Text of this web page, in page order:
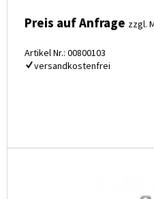
Preis auf Anfrage zzgl.
Artikel Nr.: 00800103
versandkostenfrei